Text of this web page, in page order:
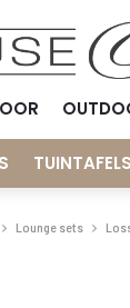
TUINTAFELS
Lounge sets